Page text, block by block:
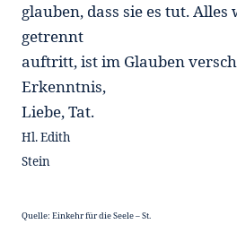
glauben, dass sie es tut. Alles
getrennt
auftritt, ist im Glauben
Erkenntnis,
Liebe, Tat.
Hl. Edith
Stein
Quelle: Einkehr für die Seele – St.